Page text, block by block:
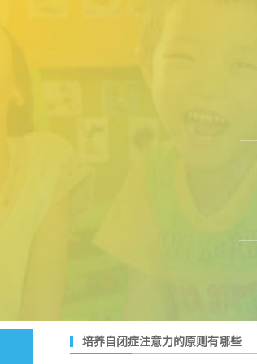
培养自闭症注意力的原则有哪